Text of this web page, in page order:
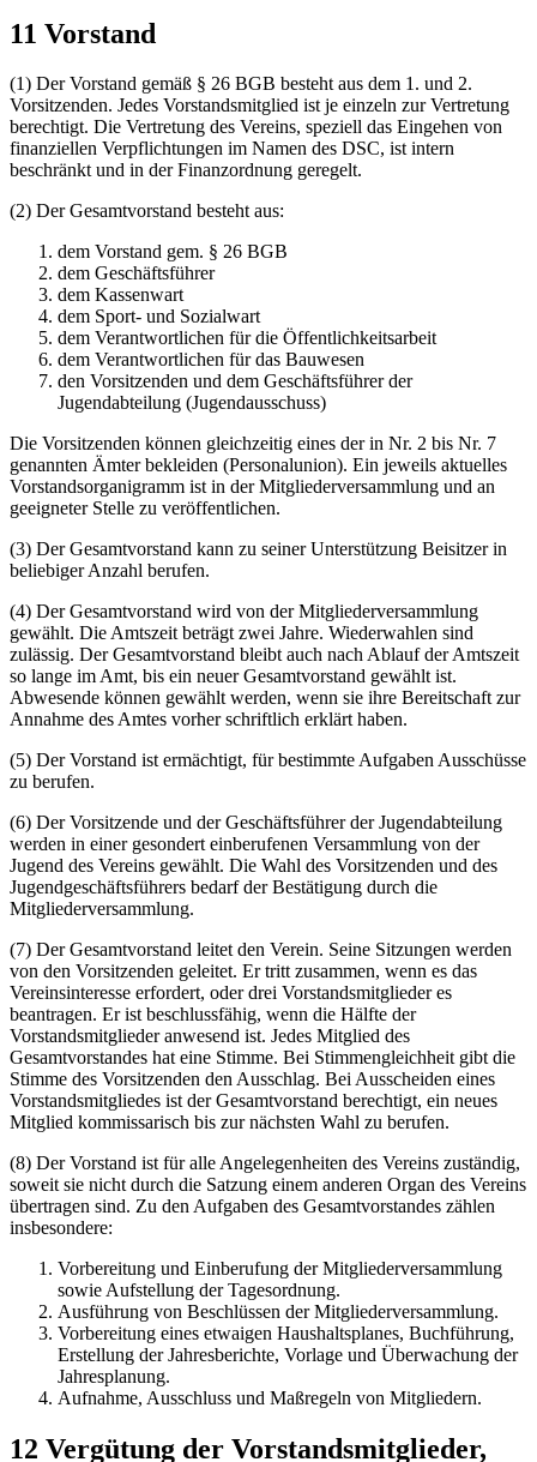
11 Vorstand
(1) Der Vorstand gemäß § 26 BGB besteht aus dem 1. und 2.
Vorsitzenden. Jedes Vorstandsmitglied ist je einzeln zur Vertretung
berechtigt. Die Vertretung des Vereins, speziell das Eingehen von
finanziellen Verpflichtungen im Namen des DSC, ist intern
beschränkt und in der Finanzordnung geregelt.
(2) Der Gesamtvorstand besteht aus:
dem Vorstand gem. § 26 BGB
dem Geschäftsführer
dem Kassenwart
dem Sport- und Sozialwart
dem Verantwortlichen für die Öffentlichkeitsarbeit
dem Verantwortlichen für das Bauwesen
den Vorsitzenden und dem Geschäftsführer der
Jugendabteilung (Jugendausschuss)
Die Vorsitzenden können gleichzeitig eines der in Nr. 2 bis Nr. 7
genannten Ämter bekleiden (Personalunion). Ein jeweils aktuelles
Vorstandsorganigramm ist in der Mitgliederversammlung und an
geeigneter Stelle zu veröffentlichen.
(3) Der Gesamtvorstand kann zu seiner Unterstützung Beisitzer in
beliebiger Anzahl berufen.
(4) Der Gesamtvorstand wird von der Mitgliederversammlung
gewählt. Die Amtszeit beträgt zwei Jahre. Wiederwahlen sind
zulässig. Der Gesamtvorstand bleibt auch nach Ablauf der Amtszeit
so lange im Amt, bis ein neuer Gesamtvorstand gewählt ist.
Abwesende können gewählt werden, wenn sie ihre Bereitschaft zur
Annahme des Amtes vorher schriftlich erklärt haben.
(5) Der Vorstand ist ermächtigt, für bestimmte Aufgaben Ausschüsse
zu berufen.
(6) Der Vorsitzende und der Geschäftsführer der Jugendabteilung
werden in einer gesondert einberufenen Versammlung von der
Jugend des Vereins gewählt. Die Wahl des Vorsitzenden und des
Jugendgeschäftsführers bedarf der Bestätigung durch die
Mitgliederversammlung.
(7) Der Gesamtvorstand leitet den Verein. Seine Sitzungen werden
von den Vorsitzenden geleitet. Er tritt zusammen, wenn es das
Vereinsinteresse erfordert, oder drei Vorstandsmitglieder es
beantragen. Er ist beschlussfähig, wenn die Hälfte der
Vorstandsmitglieder anwesend ist. Jedes Mitglied des
Gesamtvorstandes hat eine Stimme. Bei Stimmengleichheit gibt die
Stimme des Vorsitzenden den Ausschlag. Bei Ausscheiden eines
Vorstandsmitgliedes ist der Gesamtvorstand berechtigt, ein neues
Mitglied kommissarisch bis zur nächsten Wahl zu berufen.
(8) Der Vorstand ist für alle Angelegenheiten des Vereins zuständig,
soweit sie nicht durch die Satzung einem anderen Organ des Vereins
übertragen sind. Zu den Aufgaben des Gesamtvorstandes zählen
insbesondere:
Vorbereitung und Einberufung der Mitgliederversammlung
sowie Aufstellung der Tagesordnung.
Ausführung von Beschlüssen der Mitgliederversammlung.
Vorbereitung eines etwaigen Haushaltsplanes, Buchführung,
Erstellung der Jahresberichte, Vorlage und Überwachung der
Jahresplanung.
Aufnahme, Ausschluss und Maßregeln von Mitgliedern.
12 Vergütung der Vorstandsmitglieder,